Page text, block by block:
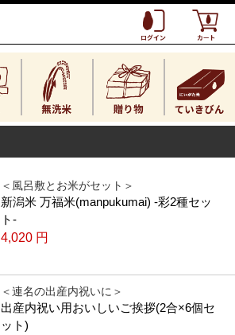
＜風呂敷とお米がセット＞
新潟米 万福米(manpukumai) -彩2種セッ
ト-
4,020 円
＜連名の出産内祝いに＞
出産内祝い用おいしいご挨拶(2合×6個セ
ット)